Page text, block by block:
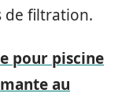
de filtration.
pour piscine
au